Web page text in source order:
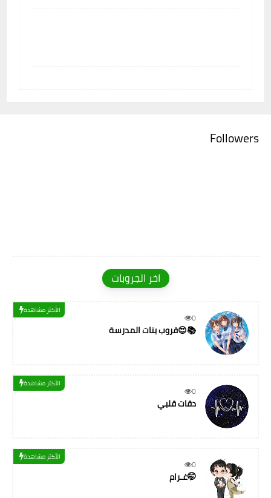
Followers
اخر الجروبات
0
الأكثر مشاهدة
قروب بنات المدرسة😍📚
0
الأكثر مشاهدة
دقات قلبي
0
الأكثر مشاهدة
غـرام🤭